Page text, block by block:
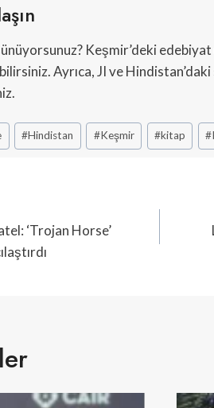
Keşmir’deki
Ayrıca, JI ve
#Hindistan #Keşmir #kitap #
‘Trojan Horse’